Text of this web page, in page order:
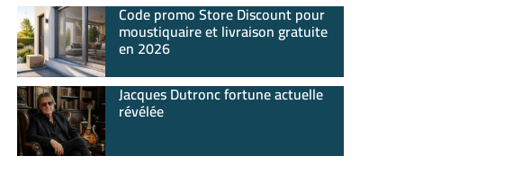
Code promo Store Discount pour
moustiquaire et livraison gratuite
en 2026
Jacques Dutronc fortune actuelle
révélée